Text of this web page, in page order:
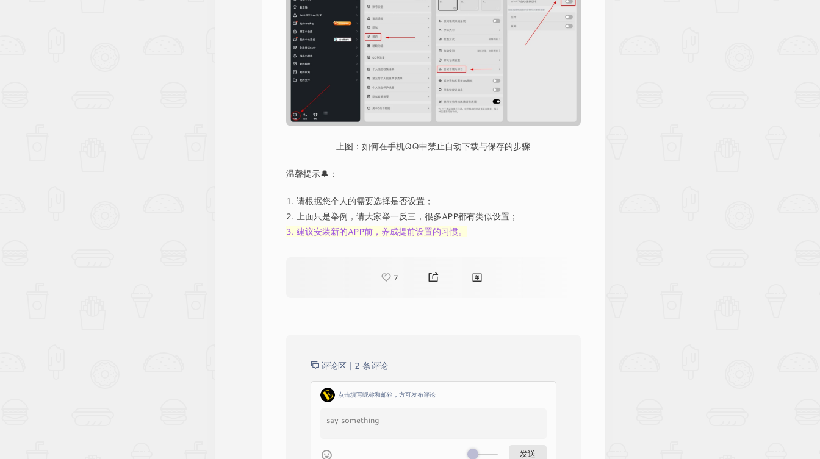
上图：如何在手机QQ中禁止自动下载与保存的步骤
温馨提示🔔：
1. 请根据您个人的需要选择是否设置；
2. 上面只是举例，请大家举一反三，很多APP都有类似设置；
3. 建议安装新的APP前，养成提前设置的习惯。
7
评论区 | 2 条评论
点击填写昵称和邮箱，方可发布评论